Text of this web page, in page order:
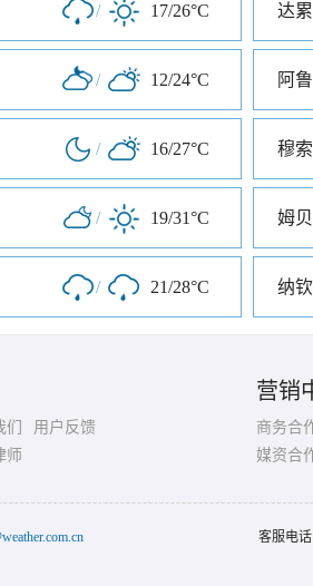
/ 17/26°C 达
/ 12/24°C 阿
/ 16/27°C 穆
/ 19/31°C 姆
/ 21/28°C 纳
用户反馈
师
营销
商务合
媒资合
客服电